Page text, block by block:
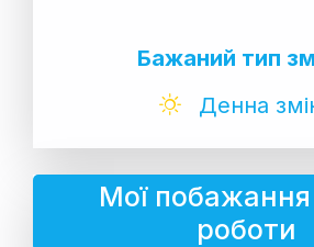
Бажаний тип
Денна
Мої
роботи